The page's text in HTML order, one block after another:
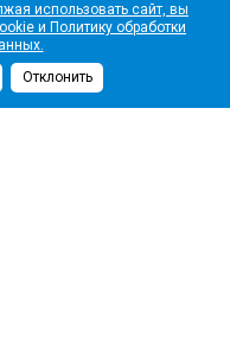
использовать сайт, вы
и Политику обработки
Отклонить